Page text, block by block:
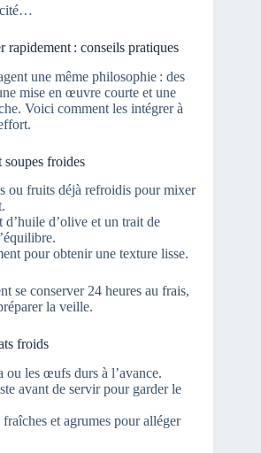
rapidement : conseils pratiques
une même philosophie : des
mise en œuvre courte et une
Voici comment les intégrer à
soupes froides
ou fruits déjà refroidis pour mixer
d’olive et un trait de
pour obtenir une texture lisse.
se conserver 24 heures au frais,
la veille.
froids
ou les œufs durs à l’avance.
avant de servir pour garder le
et agrumes pour alléger